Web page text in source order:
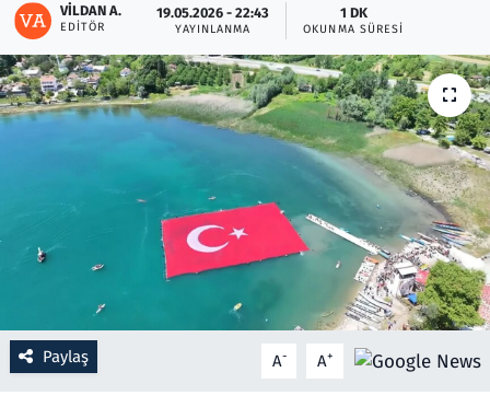
VILDAN A.
EDITÖR
19.05.2026 - 22:43
YAYINLANMA
1 DK
OKUNMA SÜRESI
Paylaş A- A+
Otomobil
Oyun
Resmi İlanlar
Rüya Tabirleri
Sağlık
Savunma Sanayi